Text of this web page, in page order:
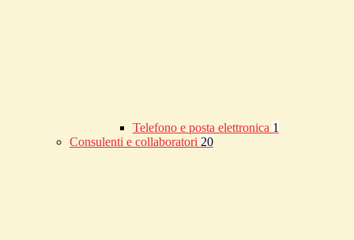
Telefono e posta elettronica 1
Consulenti e collaboratori 20